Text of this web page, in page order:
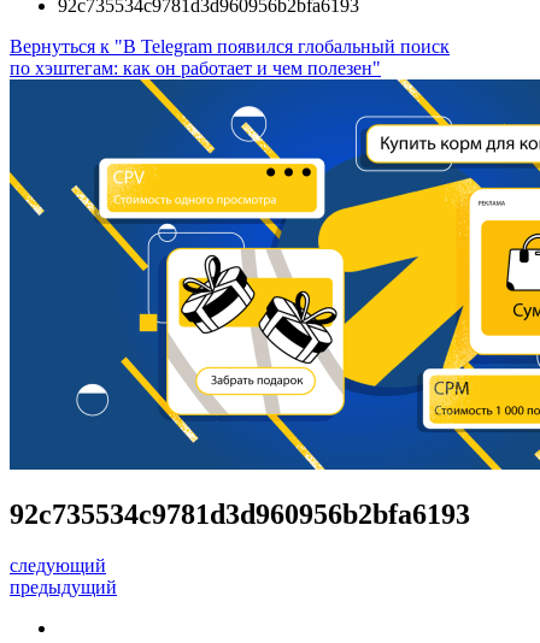
92c735534c9781d3d960956b2bfa6193
Вернуться к "В Telegram появился глобальный поиск
по хэштегам: как он работает и чем полезен"
92c735534c9781d3d960956b2bfa6193
следующий
предыдущий